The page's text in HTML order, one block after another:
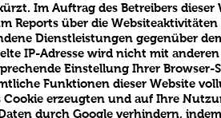
Im Auftrag des Betreibers
Reports über die
Dienstleistungen gegenüber
IP-Adresse wird nicht mit
Einstellung Ihrer Browser-
Funktionen dieser Website
erzeugten und auf Ihre
durch Google verhindern,